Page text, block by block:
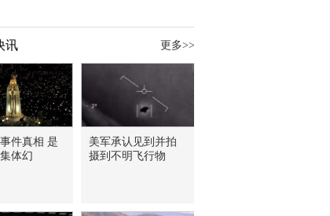
讯 更多>>
件真相 是
体幻
美军承认见到并拍
摄到不明飞行物